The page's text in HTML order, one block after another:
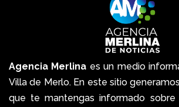
Agencia Merlina es un medio
Villa de Merlo. En este sitio
que te mantengas informado sobre